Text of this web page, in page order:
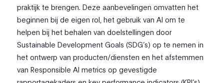
praktijk te brengen. Deze aanbevelingen omvatten het
beginnen bij de eigen rol, het gebruik van AI om te
helpen bij het behalen van doelstellingen door
Sustainable Development Goals (SDG’s) op te nemen in
het ontwerp van producten/diensten en het afstemmen
van Responsible AI metrics op gevestigde